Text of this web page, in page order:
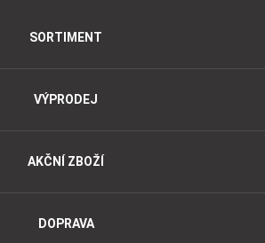
SORTIMENT
VÝPRODEJ
AKČNÍ ZBOŽÍ
DOPRAVA